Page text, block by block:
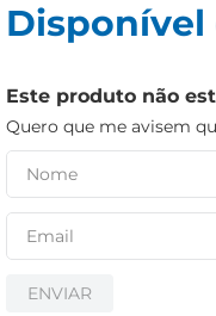
Disponível
Este produto não
Quero que me avisem
ENVIAR
azeite
iogurte
papel higiênico